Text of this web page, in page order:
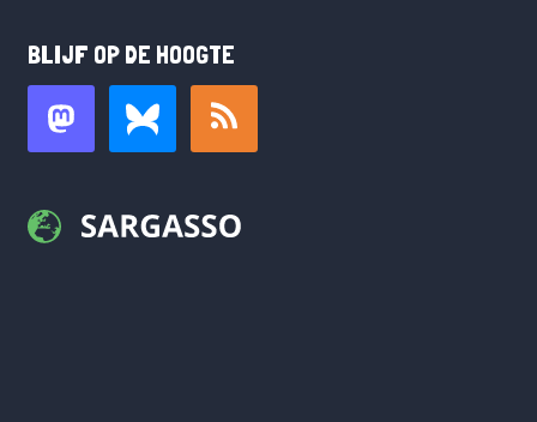
BLIJF OP DE HOOGTE